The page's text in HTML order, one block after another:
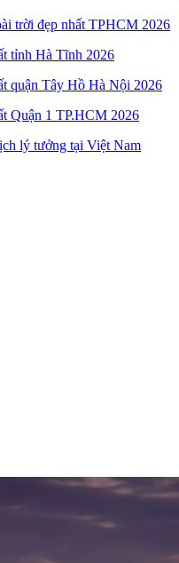
trời đẹp nhất TPHCM 2026
tỉnh Hà Tĩnh 2026
quận Tây Hồ Hà Nội 2026
Quận 1 TP.HCM 2026
lý tưởng tại Việt Nam